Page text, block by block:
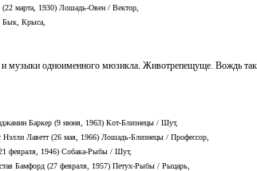
(22 марта, 1930) Лошадь-Овен / Вектор,
Бык, Крыса,
и музыки одноименного мюзикла. Животрепещуще. Вождь
Баркер (9 июня, 1963) Кот-Близнецы / Шут,
Нэлли Лаветт (26 мая, 1966) Лошадь-Близнецы / Профессор,
февраля, 1946) Собака-Рыбы / Шут,
Бамфорд (27 февраля, 1957) Петух-Рыбы / Рыцарь,